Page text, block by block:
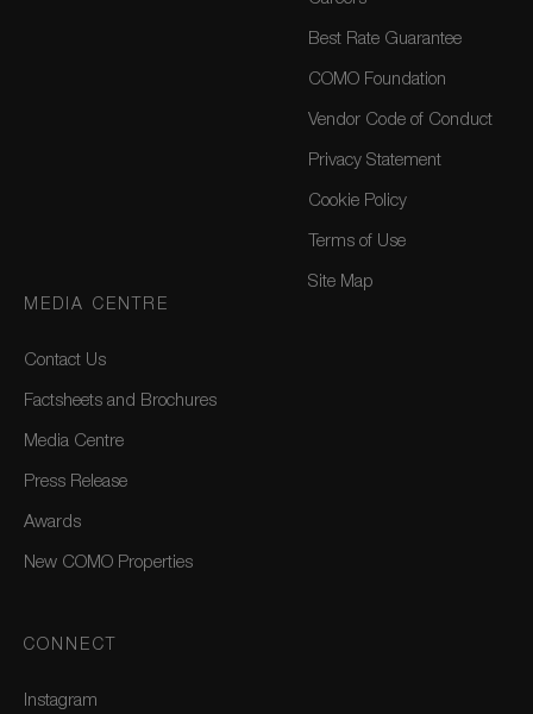
Best Rate Guarantee
COMO Foundation
Vendor Code of Conduct
Privacy Statement
Cookie Policy
Terms of Use
Site Map
MEDIA CENTRE
Contact Us
Factsheets and Brochures
Media Centre
Press Release
Awards
New COMO Properties
CONNECT
Instagram